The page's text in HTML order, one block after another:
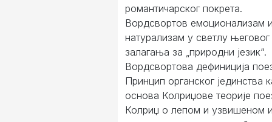
романтичарског покрета.
Вордсвортов емоционализам
натурализам у светлу његовог
залагања за „природни језик“.
Вордсвортова дефиниција
Принцип органског јединства
основа Колриџове теорије
Колриџ о лепом и узвишеном